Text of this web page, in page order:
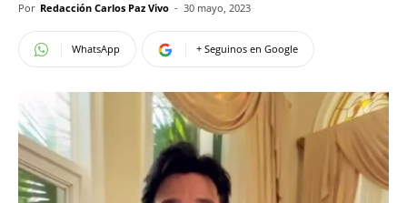
Por Redacción Carlos Paz Vivo - 30 mayo, 2023
WhatsApp + Seguinos en Google